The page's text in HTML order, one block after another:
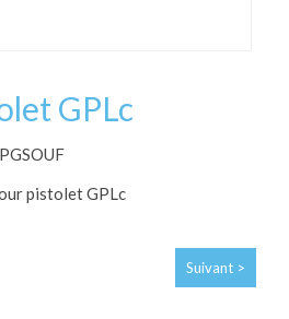
GPLc
pistolet GPLc
Suivant >